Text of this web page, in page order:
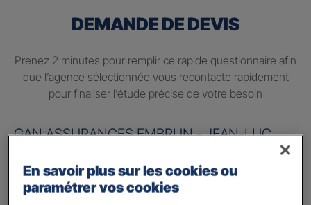
DEMANDE DE DEVIS
Prenez 2 minutes pour remplir ce rapide questionnaire afin
que l’agence sélectionnée vous recontacte rapidement
pour finaliser l’étude précise de votre besoin
GAN ASSURANCES EMBRUN - JEAN-LUC
Information sur votre besoin :
En savoir plus sur les cookies ou
paramétrer vos cookies